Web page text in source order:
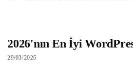
2026'nın En İyi
29/03/2026